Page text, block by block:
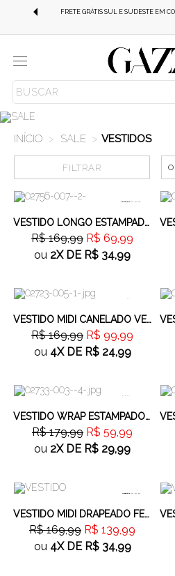
Menu
SALE VESTIDOS
FILTRAR
Marca
Cor
Tamanho
58%OFF
VESTIDO LONGO ESTAMPADO AMARELO
R$ 169,99 R$ 69,99
ou 2XDE R$ 34,99
41%
VESTIDO MIDI CANELADO VERDE
R$ 169,99 R$ 99,99
ou 4XDE R$ 24,99
66%
VESTIDO WRAP ESTAMPADO BEGE
R$ 179,99 R$ 59,99
ou 2XDE R$ 29,99
17%OFF
VESTIDO MIDI DRAPEADO FENDA TRASEIRA BEGE
R$ 169,99 R$ 139,99
ou 4XDE R$ 34,99